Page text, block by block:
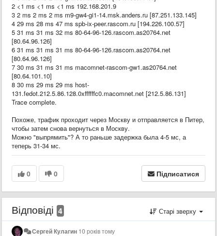
2 <1 ms <1 ms <1 ms 192.168.201.9
3 2 ms 2 ms 2 ms m9-gw4-gi1-14.msk.anders.ru [87.251.133.145]
4 29 ms 28 ms 47 ms spb-ix-peer.rascom.ru [194.226.100.57]
5 31 ms 31 ms 32 ms 80-64-96-126.rascom.as20764.net
[80.64.96.126]
6 31 ms 31 ms 31 ms 80-64-96-126.rascom.as20764.net
[80.64.96.126]
7 30 ms 31 ms 31 ms macomnet-rascom-gw1.as20764.net
[80.64.101.10]
8 30 ms 29 ms 29 ms host-
131.fedot.212.5.86.128.0xffffffc0.macomnet.net [212.5.86.131]
Trace complete.
Похоже, трафик проходит через Москву и отправляется в Питер,
чтобы затем снова вернуться в Москву.
Можно "выпрямить"? А то раньше задержка была 4-5 мс, а
теперь 31-34 мс.
0 0 Підписатися
Відповіді 4 Старі зверху
Сергей Кулагин 10 років тому